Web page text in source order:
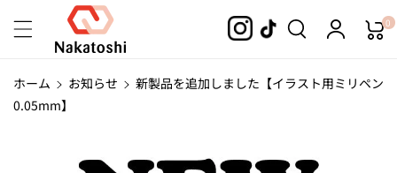
コンテンツ
に進む
0
ホーム お知らせ
新製品を追加しました【イラスト用ミリペン
0.05mm】